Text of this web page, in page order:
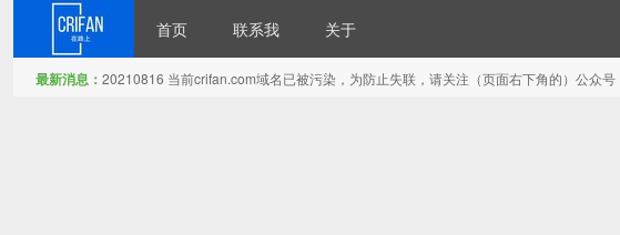
首页 联系我 关于
最新消息： 20210816 当前crifan.com域名已被污染，为防止失联，请关注（页面右下角的）公众号